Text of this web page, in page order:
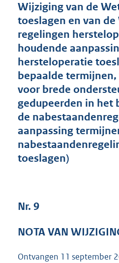
Wijziging van de
toeslagen en van
regelingen
houdende
hersteloperatie
bepaalde
voor brede
gedupeerden in het
de
aanpassing
toeslagen)
Nr. 9
NOTA VAN
Ontvangen 11 september